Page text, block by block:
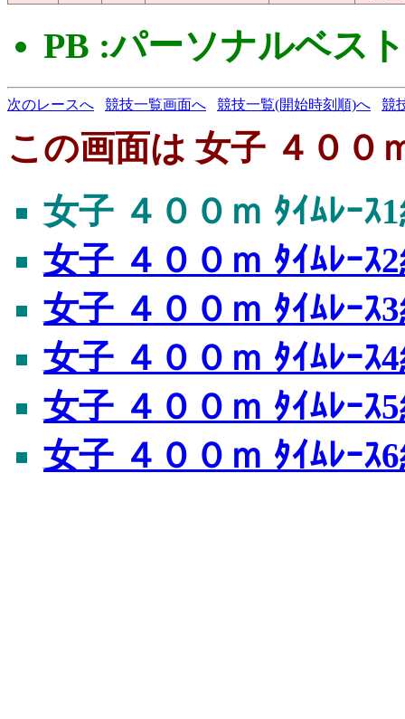
PB :パーソナルベスト
次のレースへ 競技一覧画面へ 競技一覧(開始時刻順)へ 競
この画面は 女子 ４００
女子 ４００ｍ ﾀｲﾑﾚｰｽ
女子 ４００ｍ ﾀｲﾑﾚｰｽ
女子 ４００ｍ ﾀｲﾑﾚｰｽ
女子 ４００ｍ ﾀｲﾑﾚｰｽ
女子 ４００ｍ ﾀｲﾑﾚｰｽ
女子 ４００ｍ ﾀｲﾑﾚｰｽ